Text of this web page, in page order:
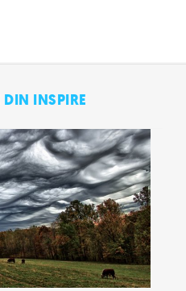
INSPIRE